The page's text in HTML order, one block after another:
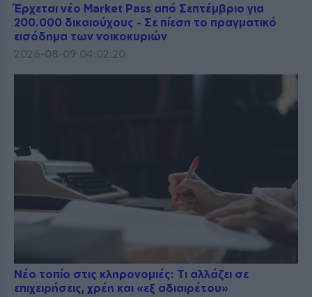
Έρχεται νέο Market Pass από Σεπτέμβριο για
200.000 δικαιούχους - Σε πίεση το πραγματικό
εισόδημα των νοικοκυριών
2026-08-09 04:02:20
Νέο τοπίο στις κληρονομιές: Τι αλλάζει σε
επιχειρήσεις, χρέη και «εξ αδιαιρέτου»